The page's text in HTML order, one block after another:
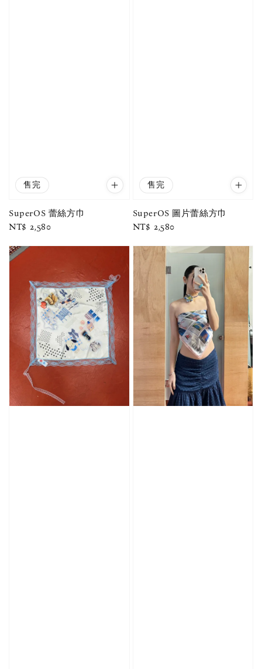
售完
SuperOS 蕾絲方巾
Regular
NT$ 2,580
售完
SuperOS 圖片蕾絲方巾
Regular
NT$ 2,580